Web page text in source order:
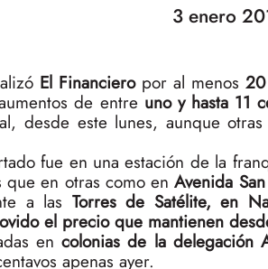
3 enero
El Financieropor al menos
de entre uno y hasta 11
desde este lunes, aunque
fue en una estación de la
que en otras como enAvenida
a las Torres de Satélite, en
el precio que mantienen
encolonias de la delegación
apenas ayer.